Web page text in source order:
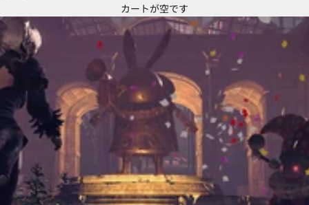
カートが空です